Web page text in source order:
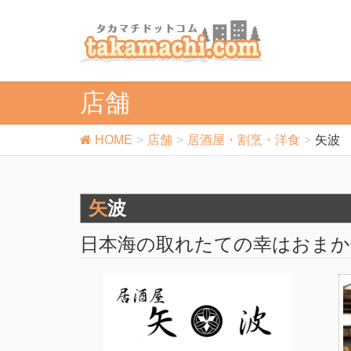
店舗
HOME 店舗 居酒屋・割烹・洋食 矢波
矢波
日本海の取れたての幸はおま